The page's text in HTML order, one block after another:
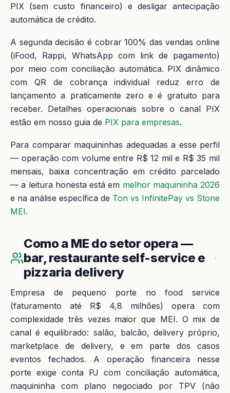
PIX (sem custo financeiro) e desligar antecipação
automática de crédito.
A segunda decisão é cobrar 100% das vendas online
(iFood, Rappi, WhatsApp com link de pagamento)
por meio com conciliação automática. PIX dinâmico
com QR de cobrança individual reduz erro de
lançamento a praticamente zero e é gratuito para
receber. Detalhes operacionais sobre o canal PIX
estão em nosso guia de PIX para empresas.
Para comparar maquininhas adequadas a esse perfil
— operação com volume entre R$ 12 mil e R$ 35 mil
mensais, baixa concentração em crédito parcelado
— a leitura honesta está em melhor maquininha 2026
e na análise específica de Ton vs InfinitePay vs Stone
MEI.
Como a ME do setor opera —
bar, restaurante self-service e
pizzaria delivery
Empresa de pequeno porte no food service
(faturamento até R$ 4,8 milhões) opera com
complexidade três vezes maior que MEI. O mix de
canal é equilibrado: salão, balcão, delivery próprio,
marketplace de delivery, e em parte dos casos
eventos fechados. A operação financeira nesse
porte exige conta PJ com conciliação automática,
maquininha com plano negociado por TPV (não